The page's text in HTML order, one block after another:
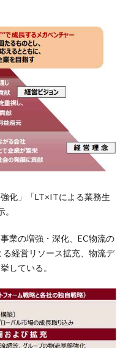
化」「LT×ITによる業務生
業の増強・深化、EC物流の
経営リソース拡充、物流デ
している。